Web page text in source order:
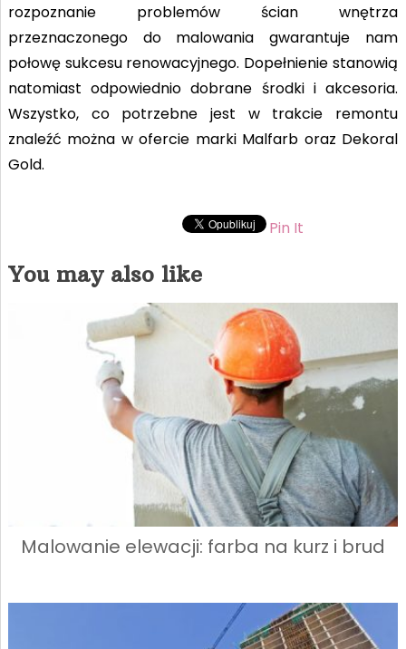
rozpoznanie problemów ścian wnętrza
przeznaczonego do malowania gwarantuje nam
połowę sukcesu renowacyjnego. Dopełnienie stanowią
natomiast odpowiednio dobrane środki i akcesoria.
Wszystko, co potrzebne jest w trakcie remontu
znaleźć można w ofercie marki Malfarb oraz Dekoral
Gold.
Pin It
You may also like
Malowanie elewacji: farba na kurz i brud